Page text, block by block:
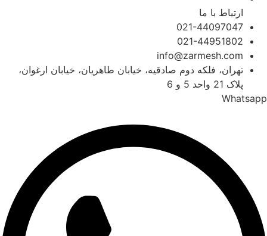
ارتباط با ما
021-44097047
021-44951802
info@zarmesh.com
تهران، فلکه دوم صادقیه، خیابان طاهریان، خیابان ارغوان،
پلاک 21 واحد 5 و 6
Whatsapp